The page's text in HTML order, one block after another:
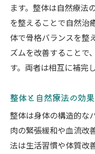
ます。整体は自然療法
を整えることで自然治
体で骨格バランスを整
ズムを改善することで
す。両者は相互に補完
整体と自然療法の効
整体は身体の構造的な
肉の緊張緩和や血流改
法は生活習慣や体質改